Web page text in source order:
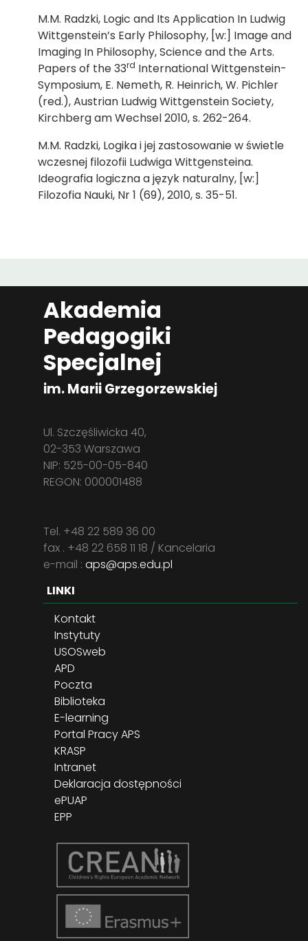
M.M. Radzki, Logic and Its Application In Ludwig
Wittgenstein’s Early Philosophy, [w:] Image and
Imaging In Philosophy, Science and the Arts.
Papers of the 33rd International Wittgenstein-
Symposium, E. Nemeth, R. Heinrich, W. Pichler
(red.), Austrian Ludwig Wittgenstein Society,
Kirchberg am Wechsel 2010, s. 262-264.
M.M. Radzki, Logika i jej zastosowanie w świetle
wczesnej filozofii Ludwiga Wittgensteina.
Ideografia logiczna a język naturalny, [w:]
Filozofia Nauki, Nr 1 (69), 2010, s. 35-51.
Akademia
Pedagogiki
Specjalnej
im. Marii Grzegorzewskiej
Ul. Szczęśliwicka 40,
02-353 Warszawa
NIP: 525-00-05-840
REGON: 000001488
Tel. +48 22 589 36 00
fax . +48 22 658 11 18 / Kancelaria
e-mail : aps@aps.edu.pl
LINKI
Kontakt
Instytuty
USOSweb
APD
Poczta
Biblioteka
E-learning
Portal Pracy APS
KRASP
Intranet
Deklaracja dostępności
ePUAP
EPP